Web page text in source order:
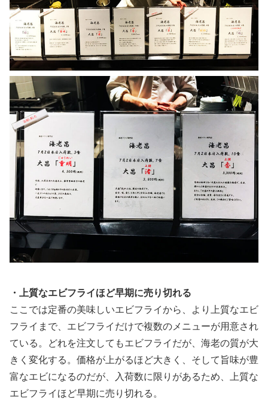
・上質なエビフライほど早期に売り切れる
ここでは定番の美味しいエビフライから、より上質なエビ
フライまで、エビフライだけで複数のメニューが用意され
ている。どれを注文してもエビフライだが、海老の質が大
きく変化する。価格が上がるほど大きく、そして旨味が豊
富なエビになるのだが、入荷数に限りがあるため、上質な
エビフライほど早期に売り切れる。